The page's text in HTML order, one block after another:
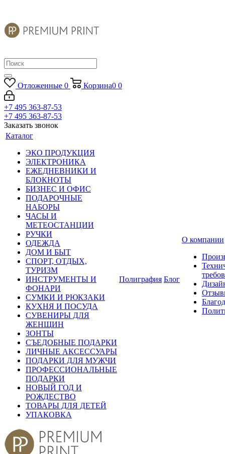
Отложенные 0 Корзина0 0
+7 495 363-87-53
+7 495 363-87-53
Заказать звонок
Каталог
ЭКО ПРОДУКЦИЯ
ЭЛЕКТРОНИКА
ЕЖЕДНЕВНИКИ И
БЛОКНОТЫ
БИЗНЕС И ОФИС
ПОДАРОЧНЫЕ
НАБОРЫ
ЧАСЫ И
МЕТЕОСТАНЦИИ
РУЧКИ
ОДЕЖДА
ДОМ И БЫТ
СПОРТ, ОТДЫХ,
ТУРИЗМ
ИНСТРУМЕНТЫ И
ФОНАРИ
СУМКИ И РЮКЗАКИ
КУХНЯ И ПОСУДА
СУВЕНИРЫ ДЛЯ
ЖЕНЩИН
ЗОНТЫ
СЪЕДОБНЫЕ ПОДАРКИ
ЛИЧНЫЕ АКСЕССУАРЫ
ПОДАРКИ ДЛЯ МУЖЧИ
ПРОФЕССИОНАЛЬНЫЕ
ПОДАРКИ
НОВЫЙ ГОД И
РОЖДЕСТВО
ТОВАРЫ ДЛЯ ДЕТЕЙ
УПАКОВКА
Полиграфия Блог
О компании